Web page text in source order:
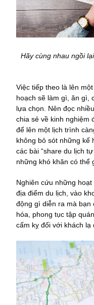
Hãy cùng nhau ngồi
Việc tiếp theo là lên
hoạch sẽ làm gì, ăn gì,
lựa chọn. Nên đọc
chia sẻ về kinh nghiệm
để lên một lịch trình
không bỏ sót những kế
các bài “share du lịch
những khó khăn có thể
Nghiên cứu những
địa điểm du lịch, vào
động gì diễn ra mà bạn
hóa, phong tục tập
cấm kỵ đối với khách lạ